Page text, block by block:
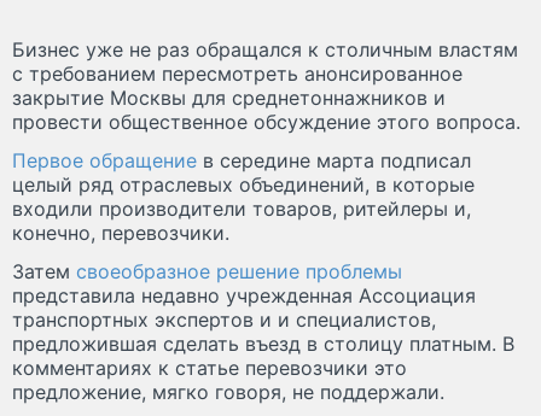
Бизнес уже не раз обращался к столичным властям
с требованием пересмотреть анонсированное
закрытие Москвы для среднетоннажников и
провести общественное обсуждение этого вопроса.
Первое обращение в середине марта подписал
целый ряд отраслевых объединений, в которые
входили производители товаров, ритейлеры и,
конечно, перевозчики.
Затем своеобразное решение проблемы
представила недавно учрежденная Ассоциация
транспортных экспертов и и специалистов,
предложившая сделать въезд в столицу платным. В
комментариях к статье перевозчики это
предложение, мягко говоря, не поддержали.